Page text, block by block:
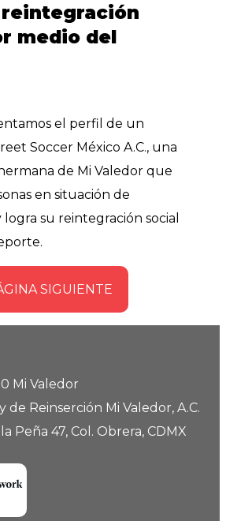
reintegración
medio del
el perfil de un
Soccer México A.C., una
de Mi Valedor que
en situación de
su reintegración social
SIGUIENTE
Mi Valedor
de Reinserción Mi Valedor, A.C.
Peña 47, Col. Obrera, CDMX